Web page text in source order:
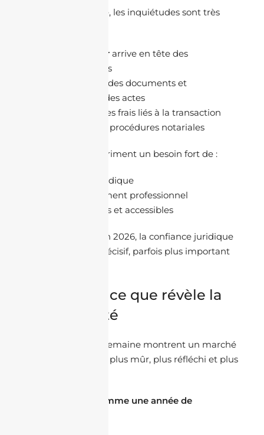
Sur le plan juridique, les inquiétudes sont très
Le titre foncier arrive en tête des
préoccupations
La conformité des documents et
l’authenticité des actes
La fiscalité et les frais liés à la transaction
La fiabilité des procédures notariales
Les répondants expriment un besoin fort de :
Pédagogie juridique
Accompagnement professionnel
Contenus clairs et accessibles
En 2026, la confiance juridique
devient un critère décisif, parfois plus important
Conclusion : ce que révèle la
communauté
Les réponses de la semaine montrent un marché
immobilier algérien plus mûr, plus réfléchi et plus
2026 s’annonce comme une année de